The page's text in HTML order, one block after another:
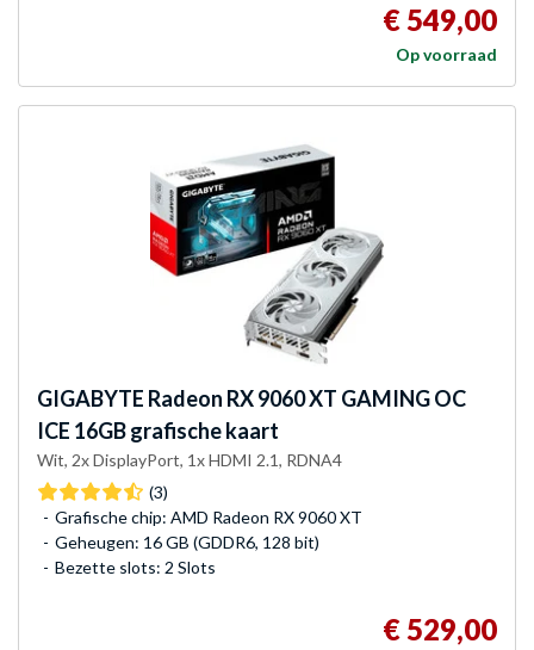
€ 549,00
Op voorraad
GIGABYTE Radeon RX 9060 XT GAMING OC
ICE 16GB grafische kaart
Wit, 2x DisplayPort, 1x HDMI 2.1, RDNA4
(3)
Grafische chip: AMD Radeon RX 9060 XT
Geheugen: 16 GB (GDDR6, 128 bit)
Bezette slots: 2 Slots
€ 529,00